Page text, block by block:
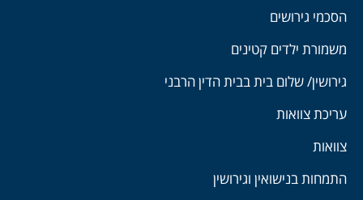
הסכמי גירושים
משמורת ילדים קטינים
גירושין/ שלום בית בבית הדין הרבני
עריכת צוואות
צוואות
התמחות בנישואין וגירושין